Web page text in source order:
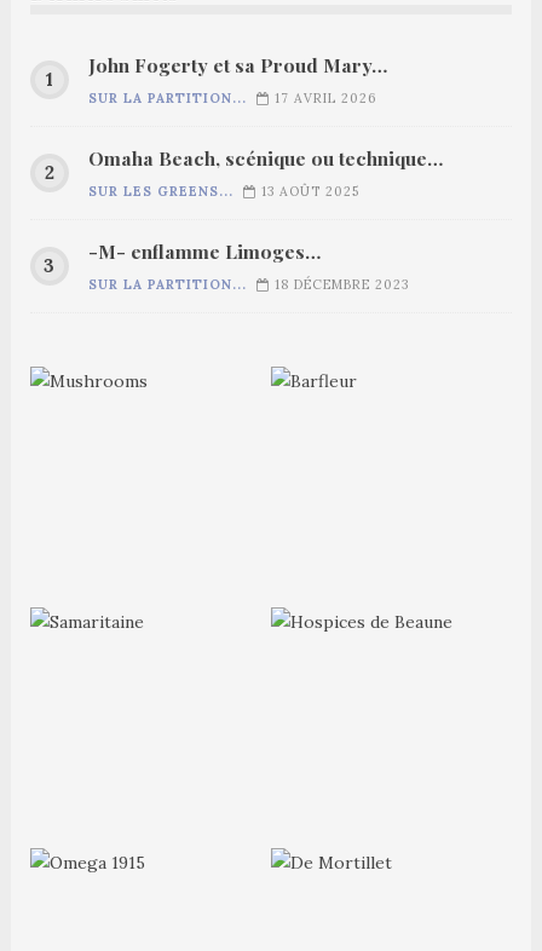
John Fogerty et sa Proud Mary…
SUR LA PARTITION... 17 AVRIL 2026
Omaha Beach, scénique ou technique…
SUR LES GREENS... 13 AOÛT 2025
-M- enflamme Limoges…
SUR LA PARTITION... 18 DÉCEMBRE 2023